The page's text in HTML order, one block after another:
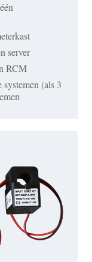
server
RCM
(als 3